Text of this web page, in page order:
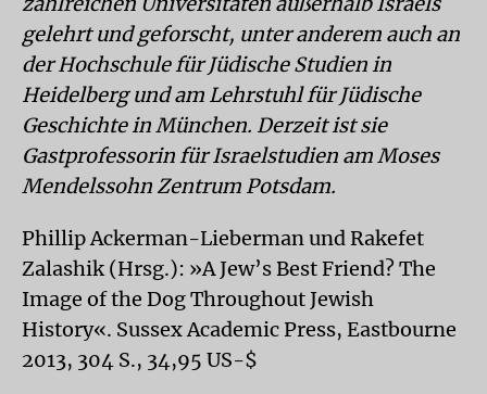
gelehrt und geforscht, unter anderem auch an
der Hochschule für Jüdische Studien in
Heidelberg und am Lehrstuhl für Jüdische
Geschichte in München. Derzeit ist sie
Gastprofessorin für Israelstudien am Moses
Mendelssohn Zentrum Potsdam.
Phillip Ackerman-Lieberman und Rakefet
Zalashik (Hrsg.): »A Jew’s Best Friend? The
Image of the Dog Throughout Jewish
History«. Sussex Academic Press, Eastbourne
2013, 304 S., 34,95 US-$